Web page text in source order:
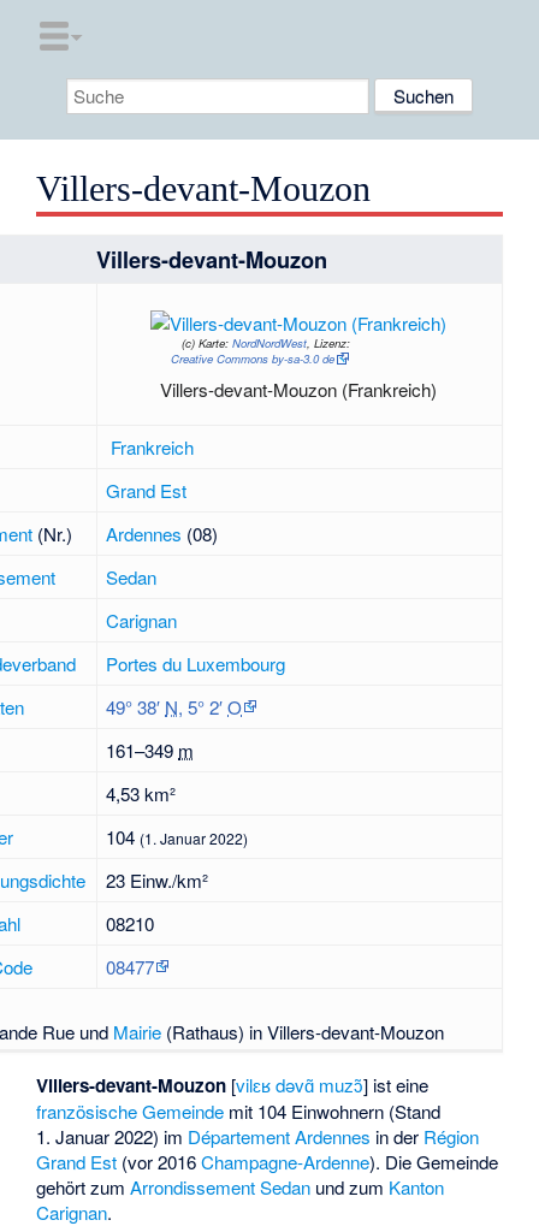
Villers-devant-Mouzon
Villers-devant-Mouzon
(c)Karte:NordNordWest, Lizenz:
Creative Commons by-sa-3.0 de
Villers-devant-Mouzon (Frankreich)
Frankreich
Grand Est
(Nr.) Ardennes (08)
Sedan
Carignan
Portes du Luxembourg
49° 38′ N,5° 2′O
161–349 m
4,53 km²
104 (1. Januar 2022)
23 Einw./km²
08210
08477
Rue und Mairie (Rathaus) in Villers-devant-Mouzon
Villers-devant-Mouzon [vilɛʁ dəvɑ̃ muzɔ̃] ist eine
französische Gemeinde mit 104 Einwohnern (Stand
1. Januar 2022) im Département Ardennes in der Région
Grand Est (vor 2016Champagne-Ardenne). Die Gemeinde
gehört zumArrondissement Sedan und zum Kanton
Carignan.